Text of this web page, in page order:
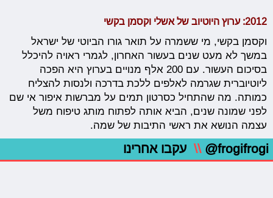
2012: ערוץ היוטיוב של אשלי וקסמן בקשי
וקסמן בקשי, מי ששמרה על תואר גורו הביוטי של ישראל
במשך לא מעט שנים בעשור האחרון, לגמרי ראויה להיכלל
בסיכום העשור. עם 200 אלף מנויים בערוץ היא הפכה
ליוטיוברית שגרמה לאלפים ללכת בדרכה ולנסות להצליח
כמותה. מה שהתחיל כסרטון תמים על מברשות איפור אי שם
לפני שמונה שנים, הביא אותה לפתוח מותג טיפוח משל
עצמה הנושא את ראשי התיבות של שמה.
@frogifrogi
\\ עקבו אחרינו